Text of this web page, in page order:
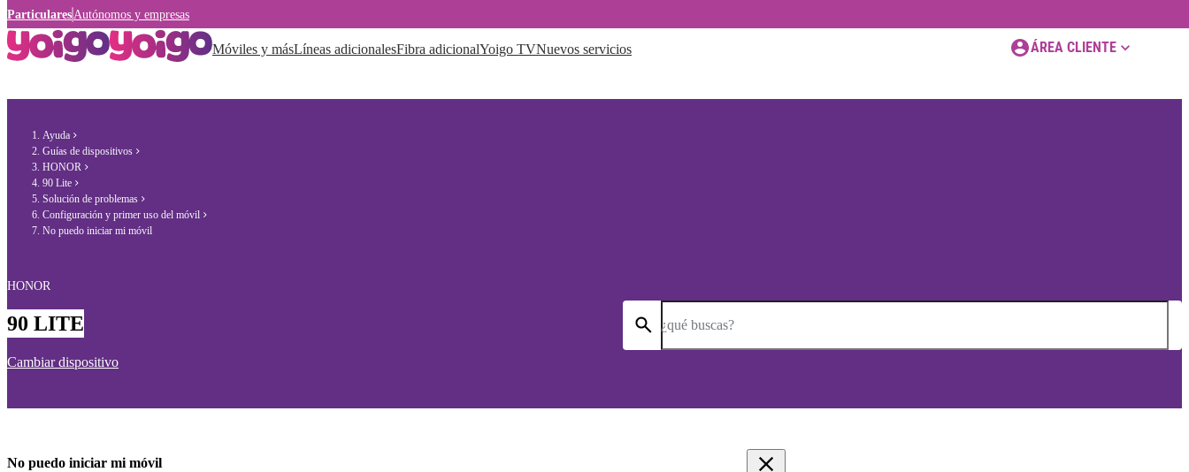
Particulares Autónomos y empresas
Móviles y másLíneas adicionalesFibra adicionalYoigo TVNuevos servicios ÁREA CLIENTE
Ayuda
Guías de dispositivos
HONOR
90 Lite
Solución de problemas
Configuración y primer uso del móvil
No puedo iniciar mi móvil
HONOR
90 LITE
Cambiar dispositivo
¿qué buscas?
No puedo iniciar mi móvil